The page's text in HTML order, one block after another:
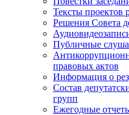
Тексты проектов
Решения Совета
Публичные
правовых актов
Информация о
Состав
групп
Ежегодные